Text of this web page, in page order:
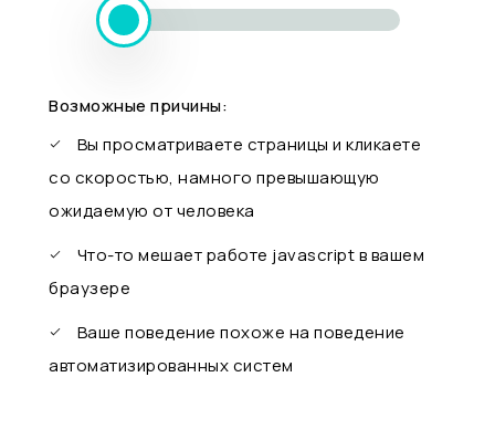
Возможные причины:
Вы просматриваете страницы и кликаете
со скоростью, намного превышающую
ожидаемую от человека
Что-то мешает работе javascript в вашем
браузере
Ваше поведение похоже на поведение
автоматизированных систем